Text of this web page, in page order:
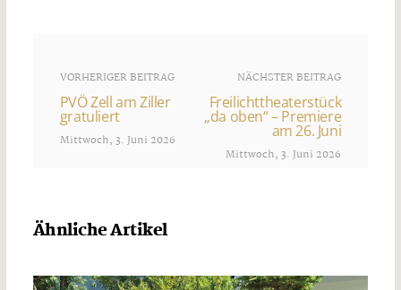
VORHERIGER BEITRAG
PVÖ Zell am Ziller
gratuliert
Mittwoch, 3. Juni 2026
NÄCHSTER BEITRAG
Freilichttheaterstück
„da oben“ – Premiere
am 26. Juni
Mittwoch, 3. Juni 2026
Ähnliche Artikel